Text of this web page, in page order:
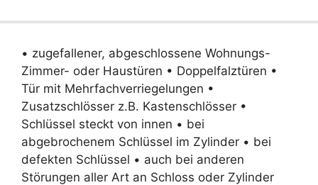
• zugefallener, abgeschlossene Wohnungs-
Zimmer- oder Haustüren • Doppelfalztüren •
Tür mit Mehrfachverriegelungen •
Zusatzschlösser z.B. Kastenschlösser •
Schlüssel steckt von innen • bei
abgebrochenem Schlüssel im Zylinder • bei
defekten Schlüssel • auch bei anderen
Störungen aller Art an Schloss oder Zylinder